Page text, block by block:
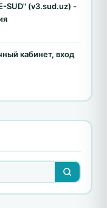
SUD" (v3.sud.uz) -
кабинет, вход